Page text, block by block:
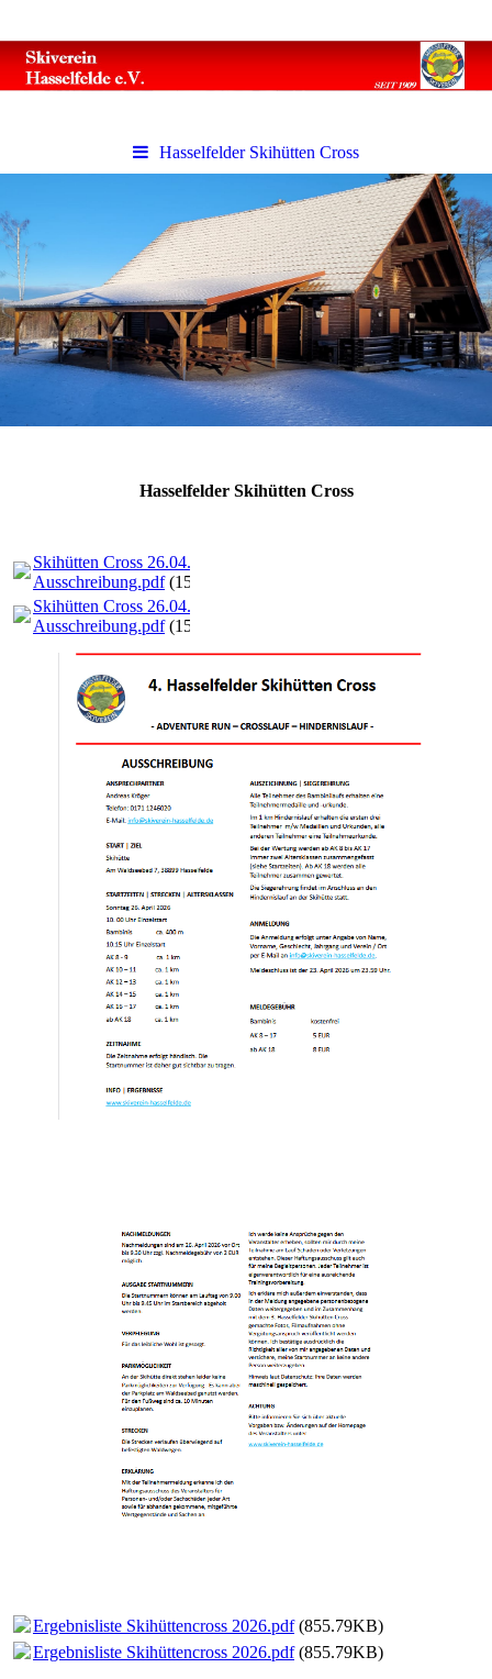
Hasselfelder Skihütten Cross
Hasselfelder Skihütten Cross
Skihütten Cross 26.04.2026
Ausschreibung.pdf(152.59KB)
Skihütten Cross 26.04.2026
Ausschreibung.pdf(152.59KB)
Ergebnisliste Skihüttencross 2026.pdf(855.79KB)
Ergebnisliste Skihüttencross 2026.pdf(855.79KB)